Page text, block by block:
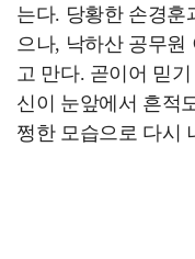
는다. 당황한 손경훈
으나, 낙하산 공무원
고 만다. 곧이어 믿
신이 눈앞에서 흔적
쩡한 모습으로 다시